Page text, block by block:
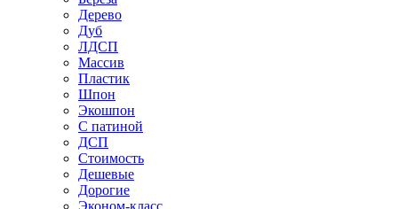
Дерево
Дуб
ЛДСП
Массив
Пластик
Шпон
Экошпон
С патиной
ДСП
Стоимость
Дешевые
Дорогие
Эконом-класс